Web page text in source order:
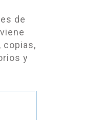
de
copias,
y